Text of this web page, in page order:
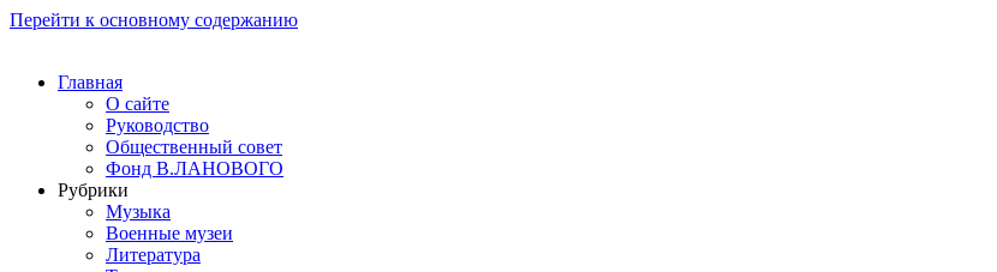
Перейти к основному содержанию
Главная
О сайте
Руководство
Общественный совет
Фонд В.ЛАНОВОГО
Рубрики
Музыка
Военные музеи
Литература